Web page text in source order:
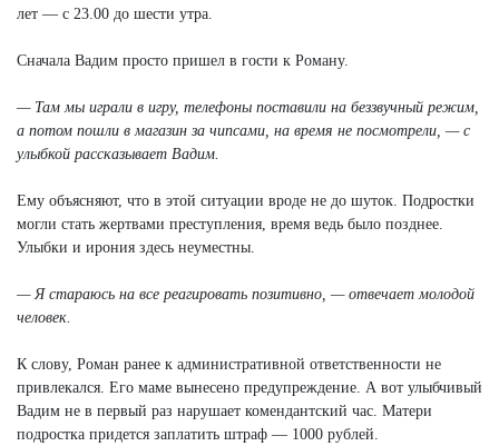
лет — с 23.00 до шести утра.
Сначала Вадим просто пришел в гости к Роману.
— Там мы играли в игру, телефоны поставили на беззвучный режим,
а потом пошли в магазин за чипсами, на время не посмотрели, — с
улыбкой рассказывает Вадим.
Ему объясняют, что в этой ситуации вроде не до шуток. Подростки
могли стать жертвами преступления, время ведь было позднее.
Улыбки и ирония здесь неуместны.
— Я стараюсь на все реагировать позитивно, — отвечает молодой
человек.
К слову, Роман ранее к административной ответственности не
привлекался. Его маме вынесено предупреждение. А вот улыбчивый
Вадим не в первый раз нарушает комендантский час. Матери
подростка придется заплатить штраф — 1000 рублей.